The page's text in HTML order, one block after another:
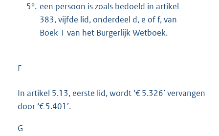
5°. een persoon is zoals bedoeld in artikel
383, vijfde lid, onderdeel d, e of f, van
Boek 1 van het Burgerlijk Wetboek.
F
In artikel 5.13, eerste lid, wordt ‘€ 5.326’ vervangen
door ‘€ 5.401’.
G